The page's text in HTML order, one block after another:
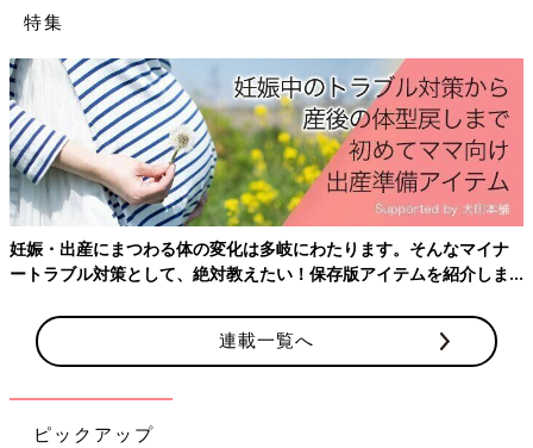
出典：Instagramアカウント「anna_no_ouchi」
annaさんはお鍋などの調理器具を一軍と二軍に分け、コンロ下
に収納しています。取り出しやすい上段には、お鍋や包丁、菜箸
などよく使うものを収納し、下段にはやかんやホットサンドな
ど、時々使うものを収納しているそう。とても使いやすそうです
ね。
り」「デッドスペースを有効活用」隙間
収納アイデア4選
キッチンの冷蔵庫横や脱衣所の洗濯機横などに
として活用することもできるみたい！今回はイ
特集
妊娠・出産にまつわる体の変化は多岐にわたります。そんなマイナ
ートラブル対策として、絶対教えたい！保存版アイテムを紹介しま
連載一覧へ
ピックアップ